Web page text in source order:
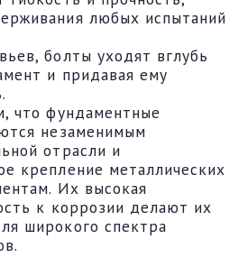
любых испытаний
болты уходят вглубь
и придавая ему
что фундаментные
незаменимым
отрасли и
крепление металлических
Их высокая
к коррозии делают их
широкого спектра